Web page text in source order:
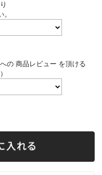
の 商品レビュー を頂ける